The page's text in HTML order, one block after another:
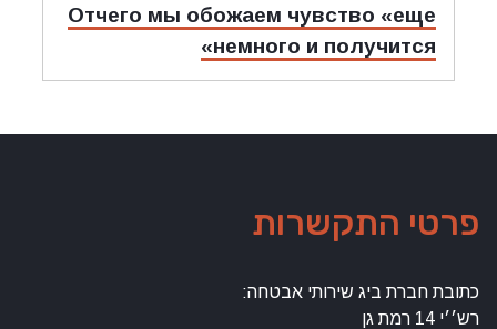
מאמר
הבאה:
Отчего мы обожаем чувство «еще
немного и получится»
פרטי התקשרות
כתובת חברת ביג שירותי אבטחה:
רש׳׳י 14 רמת גן